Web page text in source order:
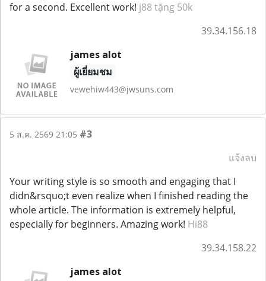
for a second. Excellent work! j88 tặng 50k
39.34.156.18
james alot
ผู้เยี่ยมชม
vewehiw443@jwsuns.com
5 ส.ค. 2569 21:05 #3
แจ้งลบ
Your writing style is so smooth and engaging that I
didn&rsquo;t even realize when I finished reading the
whole article. The information is extremely helpful,
especially for beginners. Amazing work! Hi88
39.34.158.22
james alot